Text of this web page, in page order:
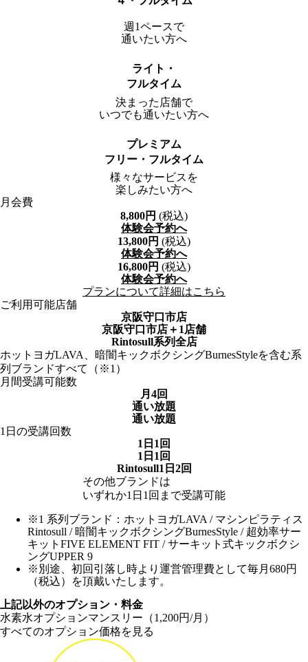
週1ペースで
通いたい方へ
ライト・
フルタイム
決まった店舗で
いつでも通いたい方へ
プレミアム
フリー・フルタイム
様々なサービスを
楽しみたい方へ
月会費
8,800円 (税込)
体験会予約へ
13,800円 (税込)
体験会予約へ
16,800円 (税込)
体験会予約へ
プランについて詳細はこちら
ご利用可能店舗
京阪守口市店
京阪守口市店＋1店舗
Rintosull系列全店
ホットヨガLAVA、暗闇キックボクシングBurnesStyleを含む系
列ブランドすべて（※1）
月間受講可能数
月4回
通い放題
通い放題
1日の受講回数
1日1回
1日1回
Rintosull1日2回
その他ブランドは
いずれか1日1回まで受講可能
※1 系列ブランド：ホットヨガLAVA / マシンピラティス
Rintosull / 暗闇キックボクシングBurnesStyle / 超効率サー
キットFIVE ELEMENT FIT / サーキット式キックボクシ
ングUPPER 9
※別途、初回引落し時より運営管理費として毎月680円
（税込）を頂戴いたします。
上記以外のオプション・料金
水素水オプションマンスリー（1,200円/月）
すべてのオプション価格を見る